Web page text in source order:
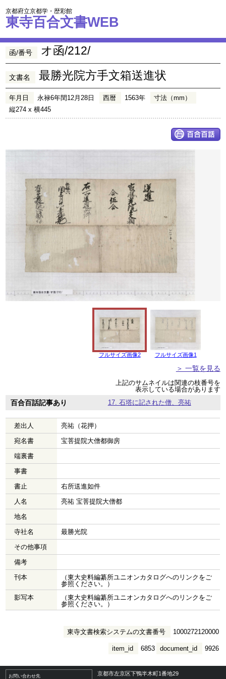
京都府立京都学・歴彩館
東寺百合文書WEB
函/番号 オ函/212/
文書名 最勝光院方手文箱送進状
年月日 永禄6年閏12月28日 西暦 1563年
寸法（mm）
縦274 x 横445
フルサイズ画像2 フルサイズ画像1
＞ 一覧を見る
上記のサムネイルは関連の枝番号を
表示している場合があります
百合百話記事あり 17. 石塔に記された僧、亮祐
差出人
亮祐（花押）
宛名書
宝菩提院大僧都御房
端裏書
事書
書止
右所送進如件
人名
亮祐 宝菩提院大僧都
地名
寺社名
最勝光院
その他事項
備考
刊本
（東大史料編纂所ユニオンカタログへのリンクをご
参照ください。）
影写本
（東大史料編纂所ユニオンカタログへのリンクをご
参照ください。）
東寺文書検索システムの文書番号 1000272120000
document_id 9926
item_id 6853
お問い合わせ先 京都市左京区下鴨半木町1番地29